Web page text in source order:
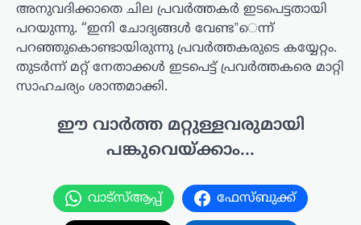
അനുവദിക്കാതെ ചില പ്രവർത്തകർ ഇടപെട്ടതായി
പറയുന്നു. “ഇനി ചോദ്യങ്ങൾ വേണ്ട”െന്ന്
പറഞ്ഞുകൊണ്ടായിരുന്നു പ്രവർത്തകരുടെ കയ്യേറ്റം.
തുടർന്ന് മറ്റ് നേതാക്കൾ ഇടപെട്ട് പ്രവർത്തകരെ മാറ്റി
സാഹചര്യം ശാന്തമാക്കി.
ഈ വാർത്ത മറ്റുള്ളവരുമായി
പങ്കുവെയ്ക്കാം...
വാട്സ്ആപ്പ് ഫേസ്ബുക്ക്